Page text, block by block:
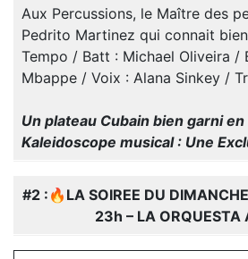
Aux Percussions, le Maître des
Pedrito Martinez qui connait
Tempo / Batt : Michael Oliveira /
Mbappe / Voix : Alana Sinkey /
Un plateau Cubain bien garni
Kaleidoscope musical : Une
#2 : 🔥 LA SOIREE DU
23h – LA ORQUESTA